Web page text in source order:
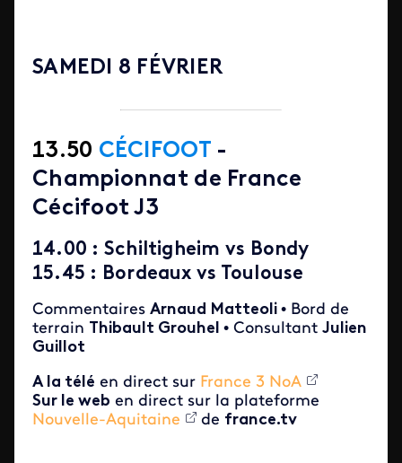
SAMEDI 8 FÉVRIER
13.50 CÉCIFOOT-
Championnat de France
Cécifoot J3
14.00 : Schiltigheim vs Bondy
15.45 : Bordeaux vs Toulouse
Commentaires Arnaud Matteoli • Bord de
terrain Thibault Grouhel • Consultant Julien
Guillot
A la télé en direct sur France 3 NoA
Sur le web en direct sur la plateforme
Nouvelle-Aquitaine
de france.tv